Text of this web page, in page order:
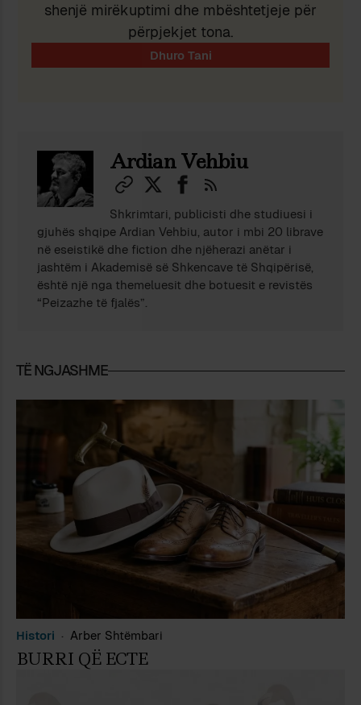
shenjë mirëkuptimi dhe mbështetjeje për
përpjekjet tona.
Ardian Vehbiu
Shkrimtari, publicisti dhe studiuesi i
gjuhës shqipe Ardian Vehbiu, autor i mbi 20 librave
në eseistikë dhe fiction dhe njëherazi anëtar i
jashtëm i Akademisë së Shkencave të Shqipërisë,
është një nga themeluesit dhe botuesit e revistës
“Peizazhe të fjalës”.
TË NGJASHME
Histori Arber Shtëmbari
BURRI QË ECTE